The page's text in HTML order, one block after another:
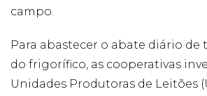
campo.
Para abastecer o abate diário de
do frigorífico, as cooperativas
Unidades Produtoras de Leitões
Ao
seus